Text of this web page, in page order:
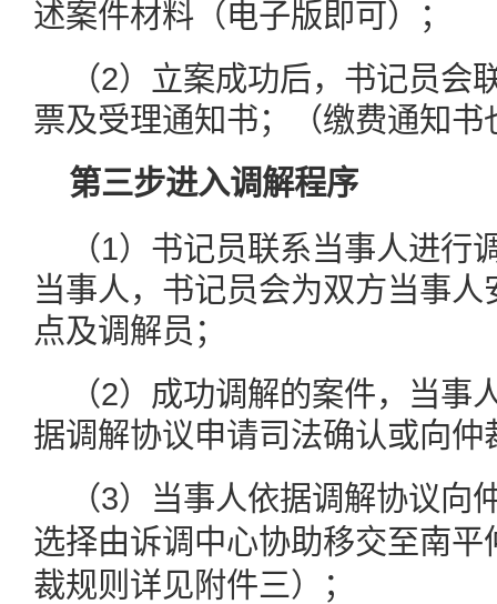
述案件材料（电子版即可）；
（2）立案成功后，书记员会
票及受理通知书；（缴费通知
第三步进入调解程序
（1）书记员联系当事人进行
当事人，书记员会为双方当事
点及调解员；
（2）成功调解的案件，当事
据调解协议申请司法确认或向仲
（3）当事人依据调解协议向
选择由诉调中心协助移交至南
裁规则详见附件三）；